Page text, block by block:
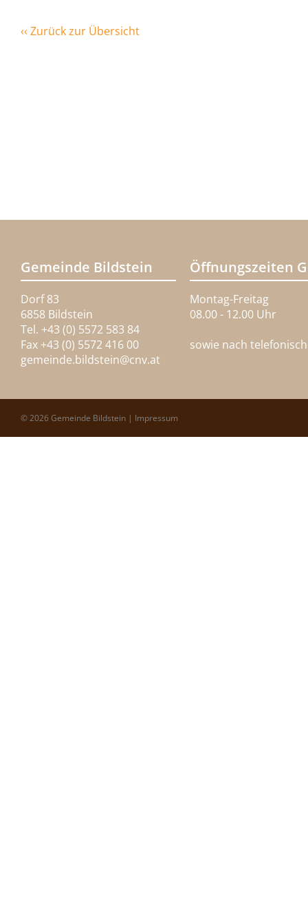
‹‹ Zurück zur Übersicht
Gemeinde Bildstein
Dorf 83
6858 Bildstein
Tel. +43 (0) 5572 583 84
Fax +43 (0) 5572 416 00
gemeinde.bildstein@cnv.at
Öffnungszeiten
Montag-Freitag
08.00 - 12.00 Uhr
sowie nach
© 2026 Gemeinde Bildstein | Impressum